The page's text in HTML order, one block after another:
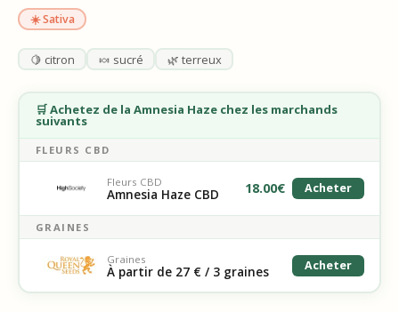
☀️ Sativa
🍋 citron 🍬 sucré 🌿 terreux
🛒 Achetez de la Amnesia Haze chez les marchands
suivants
FLEURS CBD
Fleurs CBD
Amnesia Haze CBD 18.00€ Acheter
GRAINES
Graines
À partir de 27 € / 3 graines Acheter